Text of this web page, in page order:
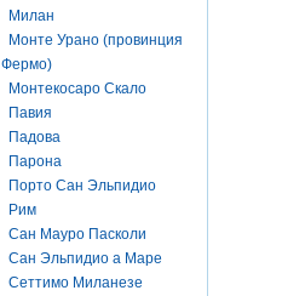
Милан
Монте Урано (провинция
Фермо)
Монтекосаро Скало
Павия
Падова
Парона
Порто Сан Эльпидио
Рим
Сан Мауро Пасколи
Сан Эльпидио а Маре
Сеттимо Миланезе